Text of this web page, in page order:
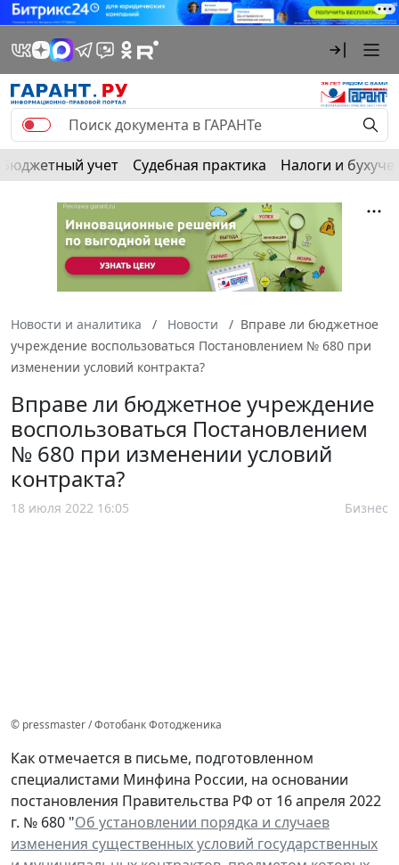
Бюджетный учет Судебная практика Налоги и
Новости и аналитика Новости
Вправе ли бюджетное
учреждение воспользоваться Постановлением № 680 при
изменении условий контракта?
Вправе ли бюджетное учреждение
воспользоваться Постановлением
№ 680 при изменении условий
контракта?
18 июля 2022 16:05 Бизнес
© pressmaster / Фотобанк Фотодженика
Как отмечается в письме, подготовленном
специалистами Минфина России, на основании
постановления Правительства РФ от 16 апреля 2022
г. № 680 "Об установлении порядка и случаев
изменения существенных условий государственных